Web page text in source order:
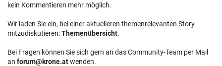
kein Kommentieren mehr möglich.
Wir laden Sie ein, bei einer aktuelleren themenrelevanten Story
mitzudiskutieren:Themenübersicht.
Bei Fragen können Sie sich gern an das Community-Team per Mail
an forum@krone.atwenden.